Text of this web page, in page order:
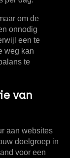
om de
onnodig
een te
weg kan
te
van
aan websites
doelgroep in
voor een